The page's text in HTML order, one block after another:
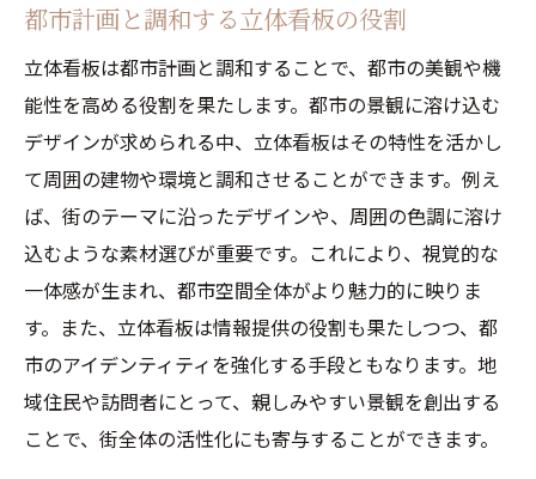
見る人の記憶に残るインパクトを生む方法
色彩と形状の調和による視覚的魅力の創出
立体看板における色彩と照明の革新技術
鮮やかな色彩で視覚を捉える新技術
夜間でも目立つ照明技術の進化
色と光の組み合わせが生む新たな表現
視覚効果を最大化するための色彩理論
LED技術を用いたエコフレンドリーな照明
色彩と照明が演出する感性豊かなデザイン
立体看板と地域景観の調和がもたらす効果
地域特性を考慮したデザインの重要性
都市計画と調和する立体看板の役割
立体看板は都市計画と調和することで、都市の美観や機
能性を高める役割を果たします。都市の景観に溶け込む
デザインが求められる中、立体看板はその特性を活かし
て周囲の建物や環境と調和させることができます。例え
ば、街のテーマに沿ったデザインや、周囲の色調に溶け
込むような素材選びが重要です。これにより、視覚的な
一体感が生まれ、都市空間全体がより魅力的に映りま
す。また、立体看板は情報提供の役割も果たしつつ、都
市のアイデンティティを強化する手段ともなります。地
域住民や訪問者にとって、親しみやすい景観を創出する
ことで、街全体の活性化にも寄与することができます。